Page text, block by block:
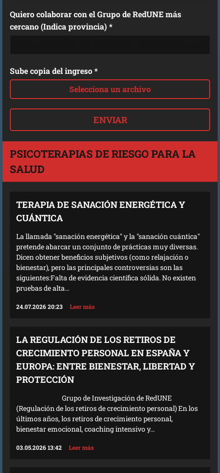
Quiero colaborar con el Grupo de RedUNE más
cercano (Indica provincia) *
Sube copia del ingreso *
Selecciona un archivo
PSICOTERAPIAS DE RIESGO PARA LA
SALUD
TERAPIA DE SANACIÓN ENERGÉTICA Y
CUÁNTICA
La llamada "sanación energética" y la "sanación cuántica"
pretende abarcar un conjunto de prácticas muy diversas.
Dicen obtener beneficios subjetivos (como relajación o
bienestar), pero las principales controversias son las
siguientes:Falta de evidencia científica sólida. No existen
pruebas de alta...
24.07.2026 20:23 Leer más
LA REGULACIÓN DE LOS RETIROS DE
CRECIMIENTO PERSONAL EN ESPAÑA Y
EUROPA: ENTRE BIENESTAR, LIBERTAD Y
PROTECCIÓN
Grupo de Investigación de RedUNE
(Regulación de los retiros de crecimiento personal) En los
últimos años, los retiros de crecimiento personal,
bienestar emocional, coaching intensivo y...
03.05.2026 13:42 Leer más